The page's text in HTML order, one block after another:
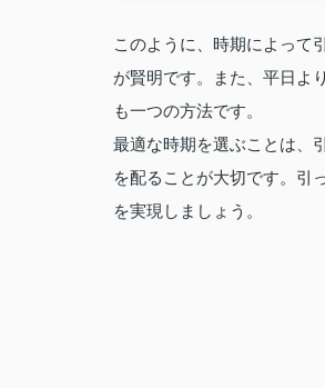
このように、時期によって
が賢明です。また、平日よ
も一つの方法です。
最適な時期を選ぶことは、
を配ることが大切です。引
を実現しましょう。